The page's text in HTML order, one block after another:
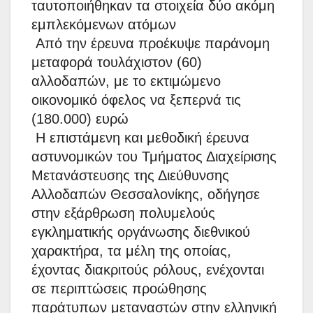
ταυτοποιήθηκαν τα στοιχεία δύο ακόμη
εμπλεκόμενων ατόμων
Από την έρευνα προέκυψε παράνομη
μεταφορά τουλάχιστον (60)
αλλοδαπών, με το εκτιμώμενο
οικονομικό όφελος να ξεπερνά τις
(180.000) ευρώ
Η επιστάμενη και μεθοδική έρευνα
αστυνομικών του Τμήματος Διαχείρισης
Μετανάστευσης της Διεύθυνσης
Αλλοδαπών Θεσσαλονίκης, οδήγησε
στην εξάρθρωση πολυμελούς
εγκληματικής οργάνωσης διεθνικού
χαρακτήρα, τα μέλη της οποίας,
έχοντας διακριτούς ρόλους, ενέχονται
σε περιπτώσεις προώθησης
παράτυπων μεταναστών στην ελληνική